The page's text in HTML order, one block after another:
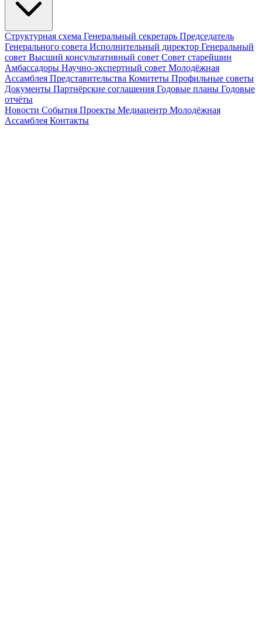
Структурная схема Генеральный секретарь Председатель
Генерального совета Исполнительный директор Генеральный
совет Высший консультативный совет Совет старейшин
Амбассадоры Научно-экспертный совет Молодёжная
Ассамблея Представительства Комитеты Профильные советы
Документы Партнёрские соглашения Годовые планы Годовые
отчёты
Новости События Проекты Медиацентр Молодёжная
Ассамблея Контакты